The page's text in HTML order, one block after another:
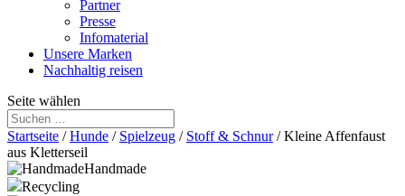
Partner
Presse
Infomaterial
Unsere Marken
Nachhaltig reisen
Seite wählen
Startseite /Hunde / Spielzeug / Stoff & Schnur/ Kleine Affenfaust
aus Kletterseil
Handmade
Recycling